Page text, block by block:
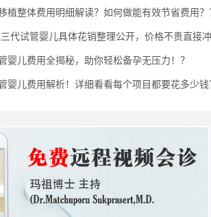
植整体费用明细解读？如何做能有效节省费用？
代试管婴儿具体花销整理公开，价格不贵直接
婴儿费用全揭秘，助你轻松备孕无压力！？
婴儿费用解析！详细看看每个项目都要花多少钱